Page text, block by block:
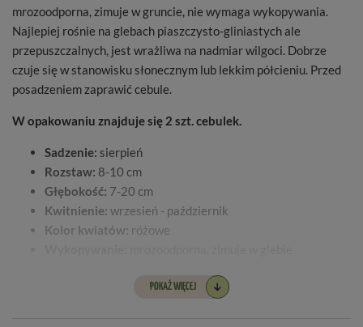
mrozoodporna, zimuje w gruncie, nie wymaga wykopywania.
Najlepiej rośnie na glebach piaszczysto-gliniastych ale
przepuszczalnych, jest wrażliwa na nadmiar wilgoci. Dobrze
czuje się w stanowisku słonecznym lub lekkim półcieniu. Przed
posadzeniem zaprawić cebule.
W opakowaniu znajduje się 2 szt. cebulek.
Sadzenie: sierpień
Rozstaw: 8-10 cm
Głębokość: 7-20 cm
Kwitnienie: wrzesień - październik
Kolor kwiatów: różowe
POKAŻ WIĘCEJ